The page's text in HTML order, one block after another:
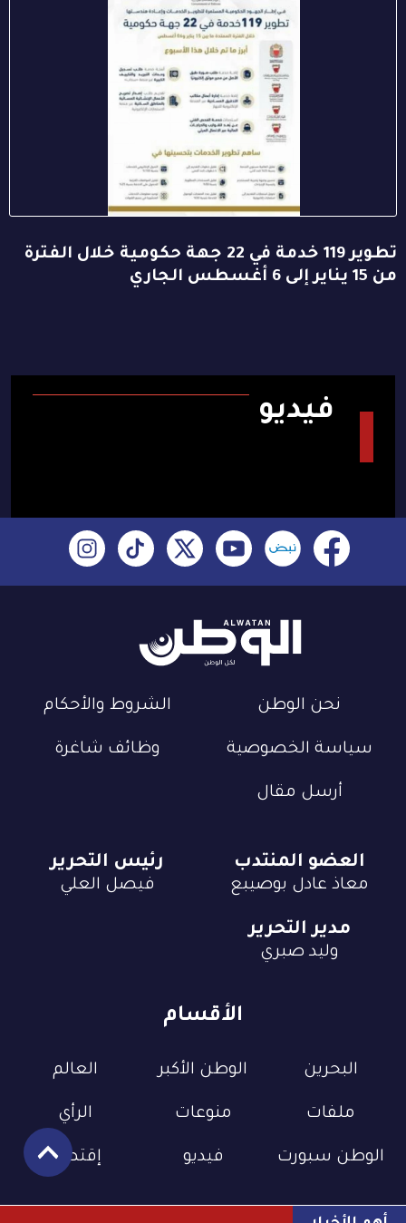
تطوير 119 خدمة في 22 جهة حكومية خلال الفترة
من 15 يناير إلى 6 أغسطس الجاري
فيديو
نحن الوطن الشروط والأحكام
سياسة الخصوصية وظائف شاغرة
أرسل مقال
الأقسام
البحرين الوطن الأكبر العالم
ملفات منوعات الرأي
الوطن سبورت فيديو إقتصاد
العضو المنتدب
معاذ عادل بوصيبع
رئيس التحرير
فيصل العلي
مدير التحرير
وليد صبري